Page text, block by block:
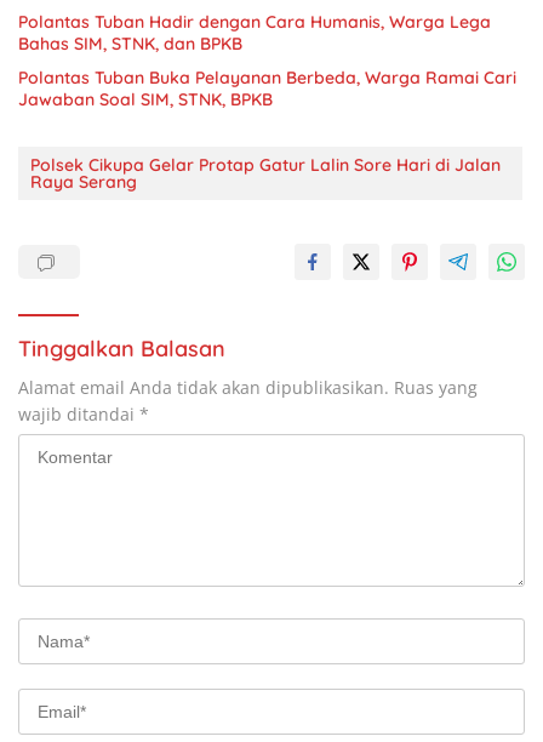
Polantas Tuban Hadir dengan Cara Humanis, Warga Lega
Bahas SIM, STNK, dan BPKB
Polantas Tuban Buka Pelayanan Berbeda, Warga Ramai Cari
Jawaban Soal SIM, STNK, BPKB
Polsek Cikupa Gelar Protap Gatur Lalin Sore Hari di Jalan
Raya Serang
Tinggalkan Balasan
Alamat email Anda tidak akan dipublikasikan. Ruas yang
wajib ditandai *